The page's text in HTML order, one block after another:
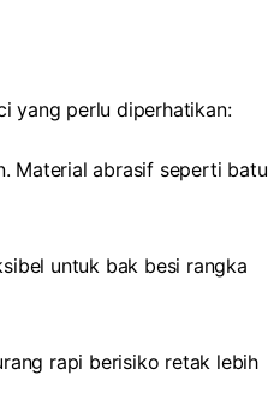
yang perlu diperhatikan:
Material abrasif seperti batu
untuk bak besi rangka
rapi berisiko retak lebih